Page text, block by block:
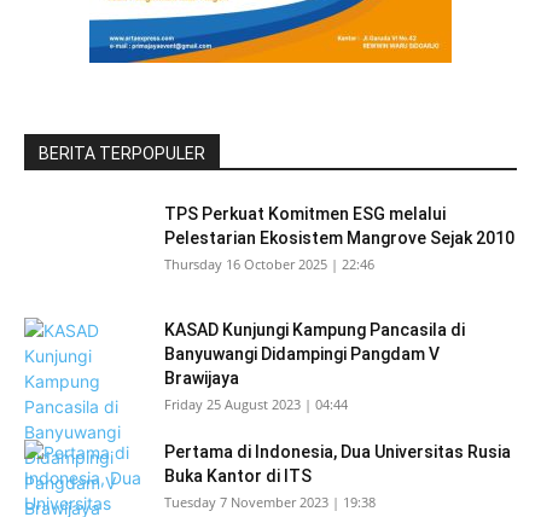
BERITA TERPOPULER
TPS Perkuat Komitmen ESG melalui
Pelestarian Ekosistem Mangrove Sejak 2010
Thursday 16 October 2025 | 22:46
KASAD Kunjungi Kampung Pancasila di
Banyuwangi Didampingi Pangdam V
Brawijaya
Friday 25 August 2023 | 04:44
Pertama di Indonesia, Dua Universitas Rusia
Buka Kantor di ITS
Tuesday 7 November 2023 | 19:38